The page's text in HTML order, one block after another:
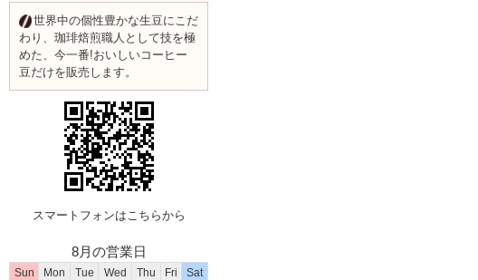
世界中の個性豊かな生豆にこだ
わり、珈琲焙煎職人として技を極
めた、今一番!おいしいコーヒー
豆だけを販売します。
スマートフォンはこちらから
8月の営業日
Sun Mon Tue Wed Thu Fri Sat